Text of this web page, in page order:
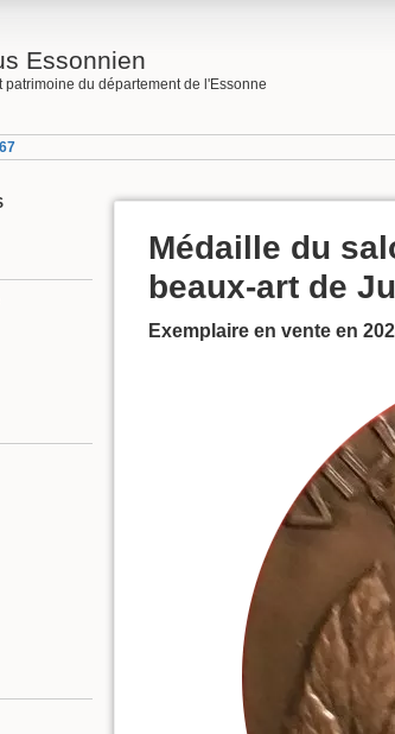
Essonnien
patrimoine du département de l'Essonne
Médaille du
beaux-art de
Exemplaire en vente en